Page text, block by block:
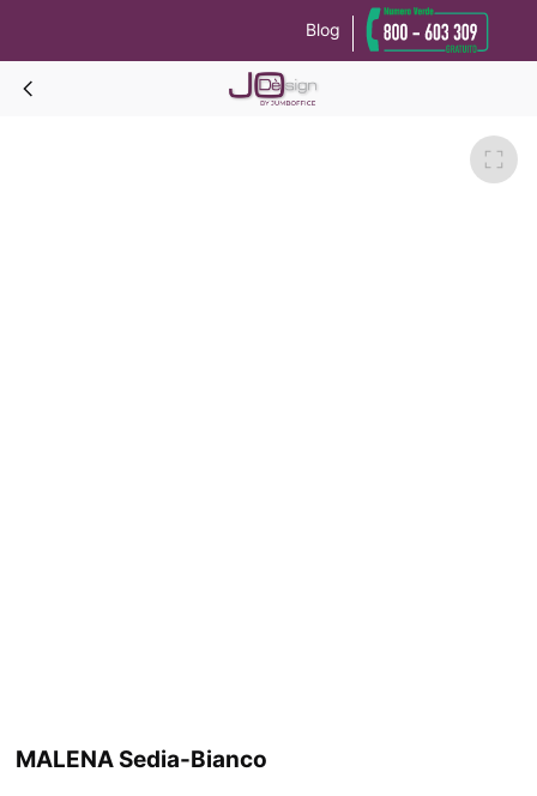
Blog
MALENA Sedia-Bianco
MALENA Sedia-Bianco
Informativa sulla raccolta
Le tue preferenze relative alla privacy